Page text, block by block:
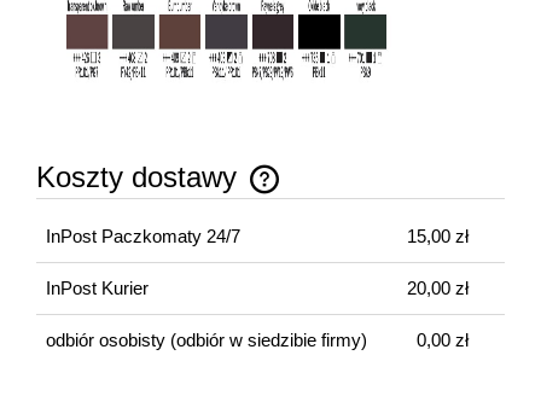
Koszty dostawy
Cena nie zawiera ewentualnych kosztów płatności
InPost Paczkomaty 24/7 15,00 zł
InPost Kurier 20,00 zł
odbiór osobisty(odbiór w siedzibie firmy) 0,00 zł